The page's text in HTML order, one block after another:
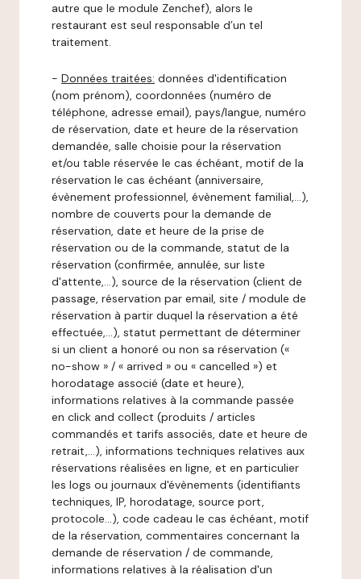
autre que le module Zenchef), alors le
restaurant est seul responsable d’un tel
traitement.
- Données traitées: données d'identification
(nom prénom), coordonnées (numéro de
téléphone, adresse email), pays/langue, numéro
de réservation, date et heure de la réservation
demandée, salle choisie pour la réservation
et/ou table réservée le cas échéant, motif de la
réservation le cas échéant (anniversaire,
évènement professionnel, évènement familial,…),
nombre de couverts pour la demande de
réservation, date et heure de la prise de
réservation ou de la commande, statut de la
réservation (confirmée, annulée, sur liste
d'attente,…), source de la réservation (client de
passage, réservation par email, site / module de
réservation à partir duquel la réservation a été
effectuée,…), statut permettant de déterminer
si un client a honoré ou non sa réservation («
no-show » / « arrived » ou « cancelled ») et
horodatage associé (date et heure),
informations relatives à la commande passée
en click and collect (produits / articles
commandés et tarifs associés, date et heure de
retrait,…), informations techniques relatives aux
réservations réalisées en ligne, et en particulier
les logs ou journaux d'évènements (identifiants
techniques, IP, horodatage, source port,
protocole…), code cadeau le cas échéant, motif
de la réservation, commentaires concernant la
demande de réservation / de commande,
informations relatives à la réalisation d'un